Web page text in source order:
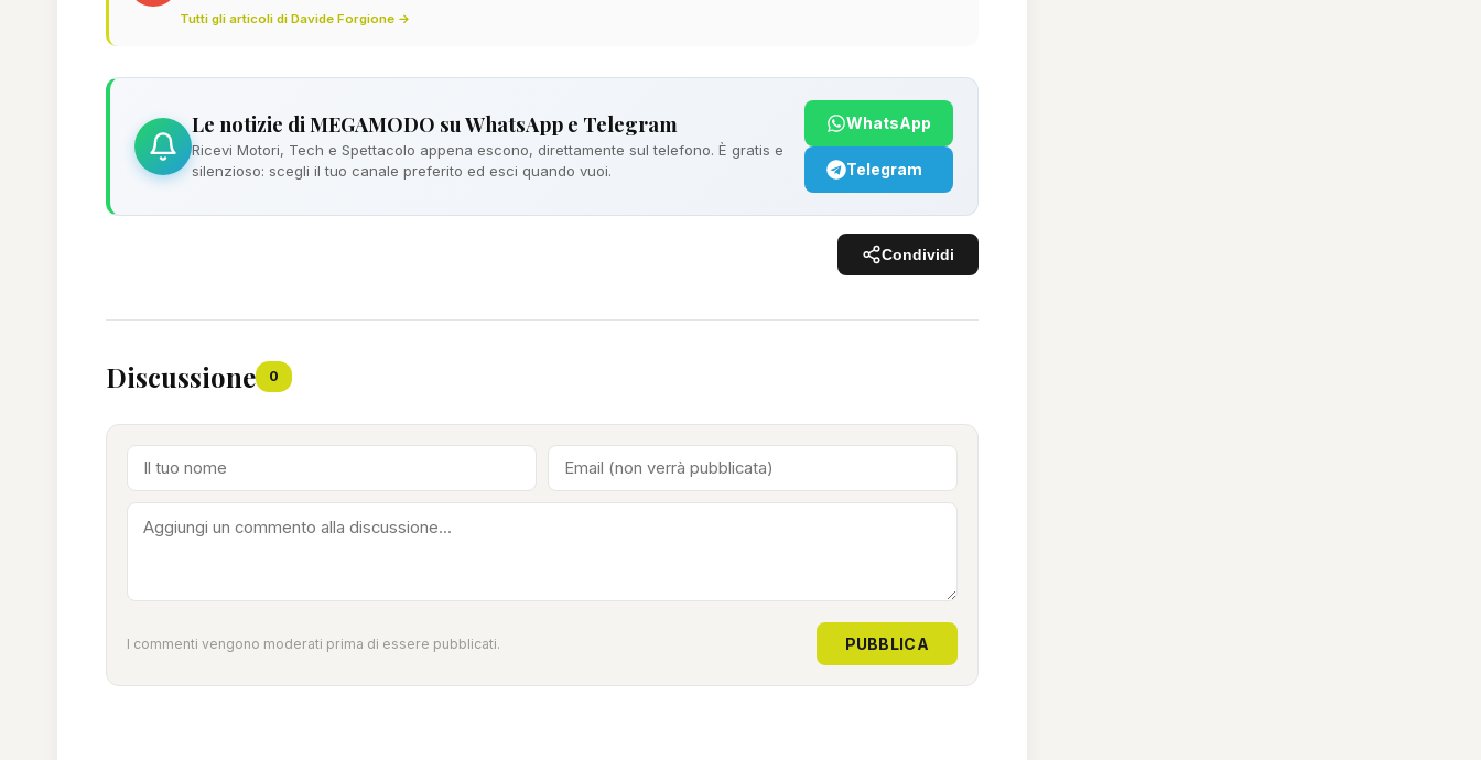
Tutti gli articoli di Davide Forgione →
Le notizie di MEGAMODO su WhatsApp e Telegram
Ricevi Motori, Tech e Spettacolo appena escono, direttamente sul telefono. È gratis e
silenzioso: scegli il tuo canale preferito ed esci quando vuoi.
WhatsApp
Telegram
Condividi
Discussione 0
I commenti vengono moderati prima di essere pubblicati. PUBBLICA